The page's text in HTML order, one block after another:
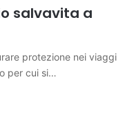
salvavita a
protezione nei viaggi
per cui si…